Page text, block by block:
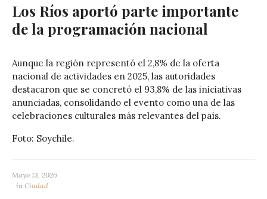
Los Ríos aportó parte importante
de la programación nacional
Aunque la región representó el 2,8% de la oferta
nacional de actividades en 2025, las autoridades
destacaron que se concretó el 93,8% de las iniciativas
anunciadas, consolidando el evento como una de las
celebraciones culturales más relevantes del país.
Foto: Soychile.
Mayo 13, 2026
in Ciudad